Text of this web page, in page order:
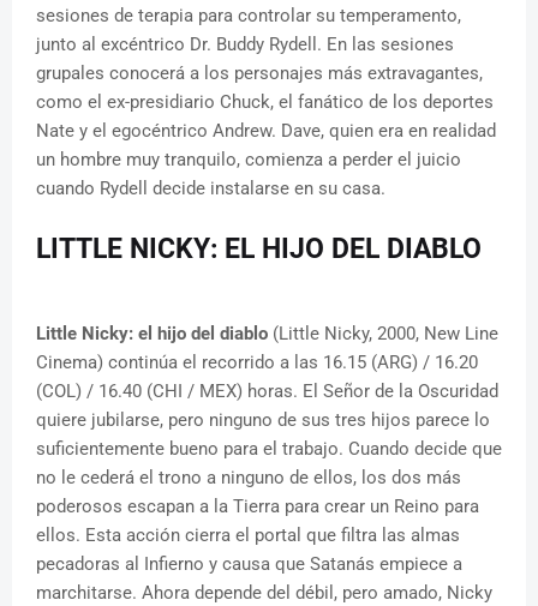
sesiones de terapia para controlar su temperamento,
junto al excéntrico Dr. Buddy Rydell. En las sesiones
grupales conocerá a los personajes más extravagantes,
como el ex-presidiario Chuck, el fanático de los deportes
Nate y el egocéntrico Andrew. Dave, quien era en realidad
un hombre muy tranquilo, comienza a perder el juicio
cuando Rydell decide instalarse en su casa.
LITTLE NICKY: EL HIJO DEL DIABLO
Little Nicky: el hijo del diablo (Little Nicky, 2000, New Line
Cinema) continúa el recorrido a las 16.15 (ARG) / 16.20
(COL) / 16.40 (CHI / MEX) horas. El Señor de la Oscuridad
quiere jubilarse, pero ninguno de sus tres hijos parece lo
suficientemente bueno para el trabajo. Cuando decide que
no le cederá el trono a ninguno de ellos, los dos más
poderosos escapan a la Tierra para crear un Reino para
ellos. Esta acción cierra el portal que filtra las almas
pecadoras al Infierno y causa que Satanás empiece a
marchitarse. Ahora depende del débil, pero amado, Nicky